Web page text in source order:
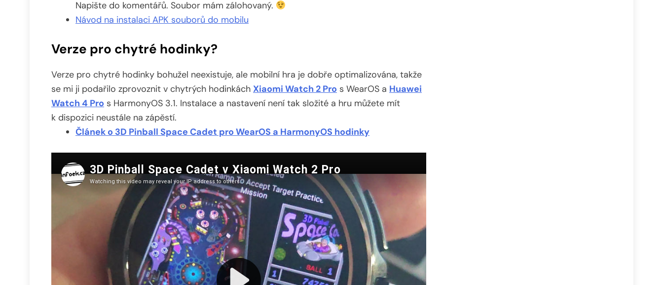
Napište do komentářů. Soubor mám zálohovaný.
Návod na instalaci APK souborů do mobilu
Verze pro chytré hodinky?
Verze pro chytré hodinky bohužel neexistuje, ale mobilní hra je dobře optimalizována, takže
se mi ji podařilo zprovoznit v chytrých hodinkách Xiaomi Watch 2 Pro s WearOS a Huawei
Watch 4 Pro s HarmonyOS 3.1. Instalace a nastavení není tak složité a hru můžete mít
k dispozici neustále na zápěstí.
Článek o 3D Pinball Space Cadet pro WearOS a HarmonyOS hodinky